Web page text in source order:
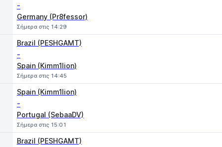
-
Germany (Pr8fessor)
Σήμερα στις 14:29
Brazil (PESHGAMT)
-
Spain (Kimm1lion)
Σήμερα στις 14:45
Spain (Kimm1lion)
-
Portugal (SebaaDV)
Σήμερα στις 15:01
Brazil (PESHGAMT)